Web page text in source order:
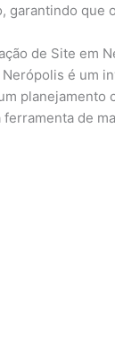
garantindo que
de Site em
é um
planejamento
de